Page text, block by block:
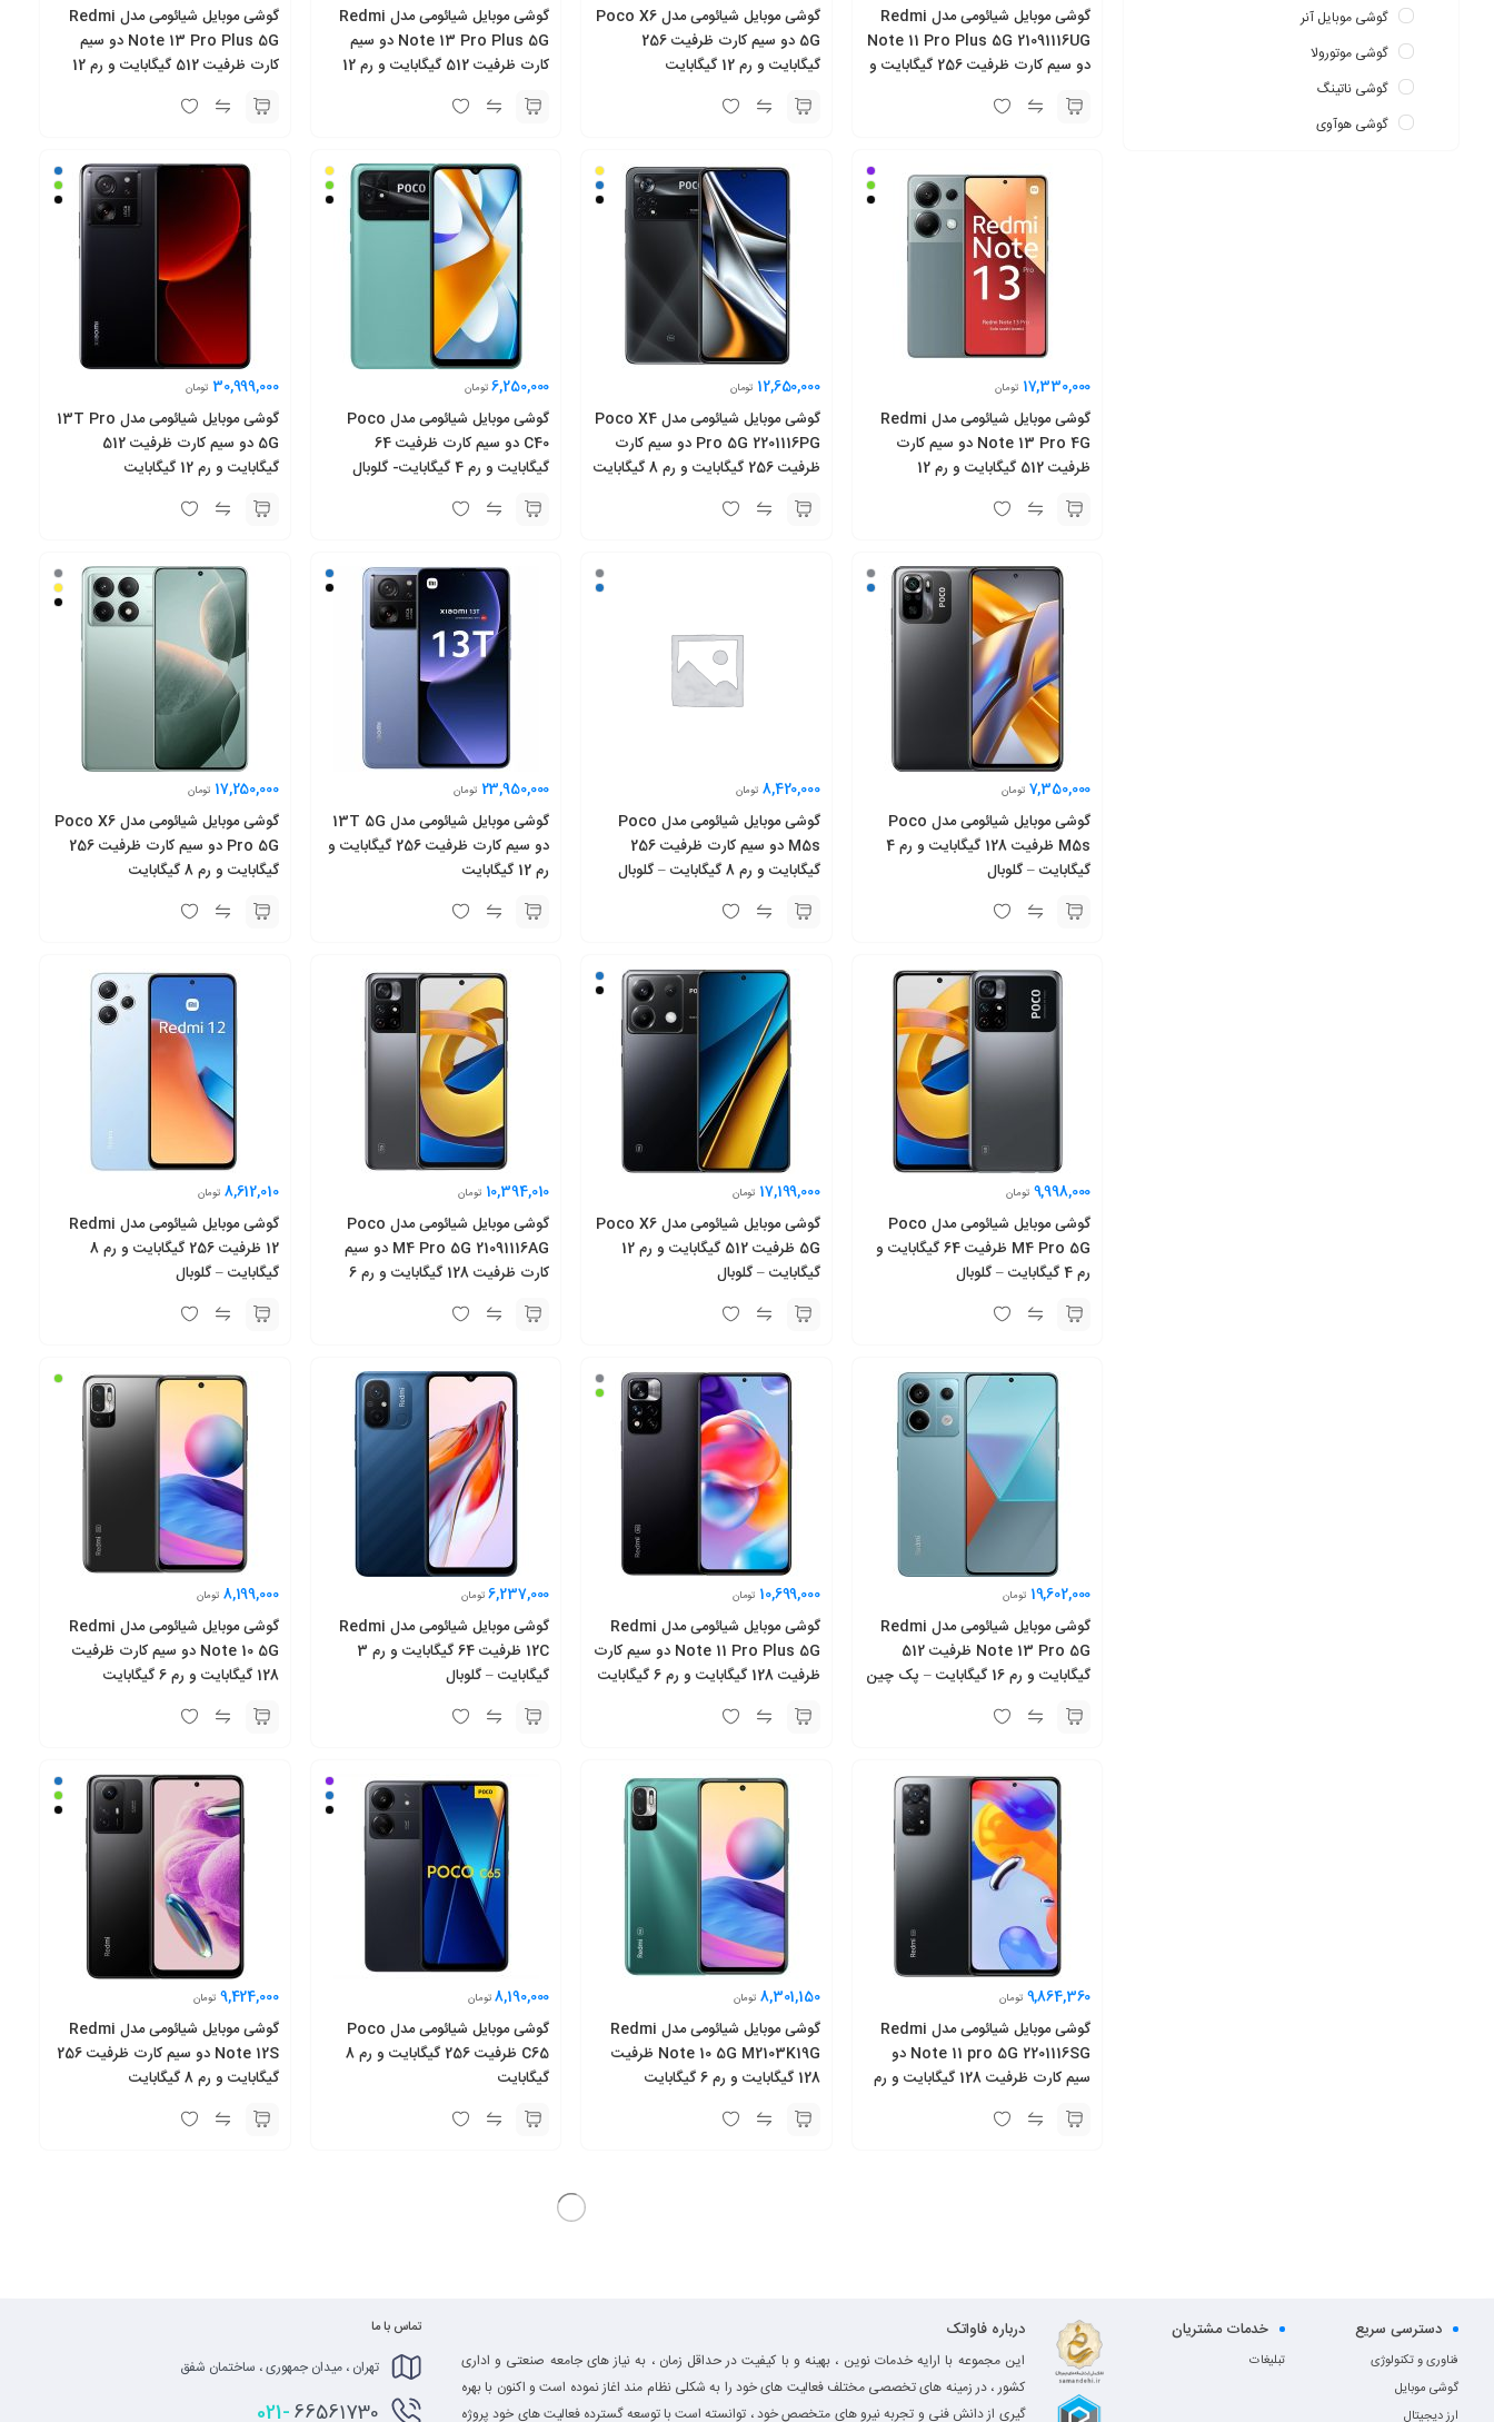
گوشی موبایل آنر
گوشی موتورولا
گوشی ناتینگ
گوشی هوآوی
گوشی موبایل شیائومی مدل Redmi
Note 11 Pro Plus 5G 21091116UG
دو سیم‌ کارت ظرفیت 256 گیگابایت و
گوشی موبایل شیائومی مدل Poco X6
5G دو سیم کارت ظرفیت 256
گیگابایت و رم 12 گیگابایت
گوشی موبایل شیائومی مدل Redmi
Note 13 Pro Plus 5G دو سیم
کارت ظرفیت 512 گیگابایت و رم 12
گوشی موبایل شیائومی مدل Redmi
Note 13 Pro Plus 5G دو سیم
کارت ظرفیت 512 گیگابایت و رم 12
17,330,000 تومان
گوشی موبایل شیائومی مدل Redmi
Note 13 Pro 4G دو سیم کارت
ظرفیت 512 گیگابایت و رم 12
12,650,000 تومان
گوشی موبایل شیائومی مدل Poco X4
Pro 5G 2201116PG دو سیم کارت
ظرفیت 256 گیگابایت و رم 8 گیگابایت
6,250,000 تومان
گوشی موبایل شیائومی مدل Poco
C40 دو سیم کارت ظرفیت 64
گیگابایت و رم 4 گیگابایت- گلوبال
30,999,000 تومان
گوشی موبایل شیائومی مدل 13T Pro
5G دو سیم کارت ظرفیت 512
گیگابایت و رم 12 گیگابایت
7,350,000 تومان
گوشی موبایل شیائومی مدل Poco
M5s ظرفیت 128 گیگابایت و رم 4
گیگابایت – گلوبال
8,420,000 تومان
گوشی موبایل شیائومی مدل Poco
M5s دو سیم کارت ظرفیت 256
گیگابایت و رم 8 گیگابایت – گلوبال
23,950,000 تومان
گوشی موبایل شیائومی مدل 13T 5G
دو سیم کارت ظرفیت 256 گیگابایت و
رم 12 گیگابایت
17,250,000 تومان
گوشی موبایل شیائومی مدل Poco X6
Pro 5G دو سیم کارت ظرفیت 256
گیگابایت و رم 8 گیگابایت
9,998,000 تومان
گوشی موبایل شیائومی مدل Poco
M4 Pro 5G ظرفیت 64 گیگابایت و
رم 4 گیگابایت – گلوبال
17,199,000 تومان
گوشی موبایل شیائومی مدل Poco X6
5G ظرفیت 512 گیگابایت و رم 12
گیگابایت – گلوبال
10,394,010 تومان
گوشی موبایل شیائومی مدل Poco
M4 Pro 5G 21091116AG دو سیم‌
کارت ظرفیت 128 گیگابایت و رم 6
8,612,010 تومان
گوشی موبایل شیائومی مدل Redmi
12 ظرفیت 256 گیگابایت و رم 8
گیگابایت – گلوبال
19,602,000 تومان
گوشی موبایل شیائومی مدل Redmi
Note 13 Pro 5G ظرفیت 512
گیگابایت و رم 16 گیگابایت – پک چین
10,699,000 تومان
گوشی موبایل شیائومی مدل Redmi
Note 11 Pro Plus 5G دو سیم‌ کارت
ظرفیت 128 گیگابایت و رم 6 گیگابایت
6,237,000 تومان
گوشی موبایل شیائومی مدل Redmi
12C ظرفیت 64 گیگابایت و رم 3
گیگابایت – گلوبال
8,199,000 تومان
گوشی موبایل شیائومی مدل Redmi
Note 10 5G دو سیم کارت ظرفیت
128 گیگابایت و رم 6 گیگابایت
9,864,360 تومان
گوشی موبایل شیائومی مدل Redmi
Note 11 pro 5G 2201116SG دو
سیم‌ کارت ظرفیت 128 گیگابایت و رم
8,301,150 تومان
گوشی موبایل شیائومی مدل Redmi
Note 10 5G M2103K19G ظرفیت
128 گیگابایت و رم 6 گیگابایت
8,190,000 تومان
گوشی موبایل شیائومی مدل Poco
C65 ظرفیت 256 گیگابایت و رم 8
گیگابایت
9,424,000 تومان
گوشی موبایل شیائومی مدل Redmi
Note 12S دو سیم کارت ظرفیت 256
گیگابایت و رم 8 گیگابایت
دسترسی سریع
فناوری و تکنولوژی
گوشی موبایل
ارز دیجیتال
خدمات مشتریان
تبلیغات
درباره فاواتک
این مجموعه با ارایه خدمات نوین ، بهینه و با کیفیت در حداقل زمان ، به نیاز های جامعه صنعتی و اداری
کشور ، در زمینه های تخصصی مختلف فعالیت های خود را به شکلی نظام مند اغاز نموده است و اکنون با بهره
گیری از دانش فنی و تجربه نیرو های متخصص خود ، توانسته است با توسعه گسترده فعالیت های خود پروژه
تماس با ما
تهران ، میدان جمهوری ، ساختمان شفق
021-66561730